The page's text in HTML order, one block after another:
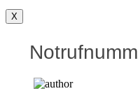
X